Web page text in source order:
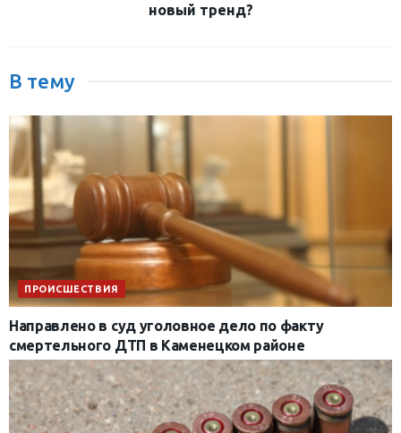
новый тренд?
В тему
ПРОИСШЕСТВИЯ
Направлено в суд уголовное дело по факту
смертельного ДТП в Каменецком районе